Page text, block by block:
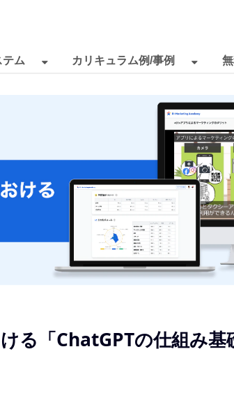
ム カリキュラム例/事例
る「ChatGPTの仕組み基